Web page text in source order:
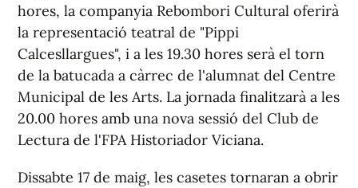
hores, la companyia Rebombori Cultural oferirà
la representació teatral de "Pippi
Calcesllargues", i a les 19.30 hores serà el torn
de la batucada a càrrec de l'alumnat del Centre
Municipal de les Arts. La jornada finalitzarà a les
20.00 hores amb una nova sessió del Club de
Lectura de l'FPA Historiador Viciana.
Dissabte 17 de maig, les casetes tornaran a obrir